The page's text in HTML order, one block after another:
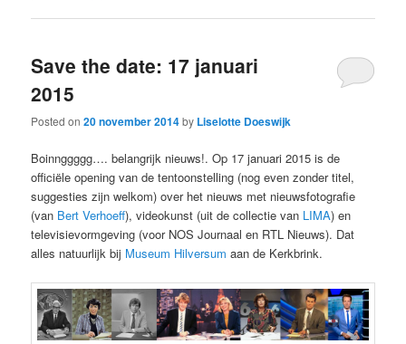
Save the date: 17 januari
2015
Posted on20 november 2014by Liselotte Doeswijk
Boinnggggg…. belangrijk nieuws!. Op 17 januari 2015 is de
officiële opening van de tentoonstelling (nog even zonder titel,
suggesties zijn welkom) over het nieuws met nieuwsfotografie
(van Bert Verhoeff), videokunst (uit de collectie van LIMA) en
televisievormgeving (voor NOS Journaal en RTL Nieuws). Dat
alles natuurlijk bij Museum Hilversum aan de Kerkbrink.